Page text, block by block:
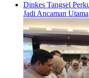
Dinkes Tangsel
Jadi Ancaman Utama